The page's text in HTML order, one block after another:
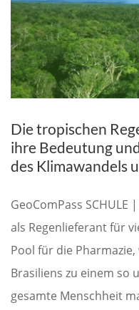
Die tropischen
ihre Bedeutung
des Klimawandels
GeoComPass
als Regenlieferant für
Pool für die
Brasiliens zu einem so
gesamte Menschheit